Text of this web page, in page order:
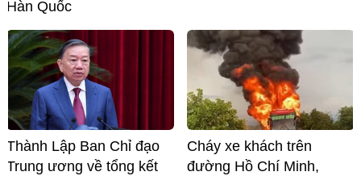
Hàn Quốc
Thành Lập Ban Chỉ đạo
Trung ương về tổng kết
Cháy xe khách trên
đường Hồ Chí Minh,